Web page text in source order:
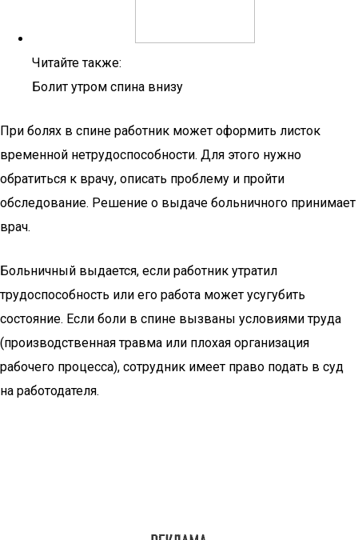
Читайте также:
Болит утром спина внизу
При болях в спине работник может оформить листок
временной нетрудоспособности. Для этого нужно
обратиться к врачу, описать проблему и пройти
обследование. Решение о выдаче больничного принимает
врач.
Больничный выдается, если работник утратил
трудоспособность или его работа может усугубить
состояние. Если боли в спине вызваны условиями труда
(производственная травма или плохая организация
рабочего процесса), сотрудник имеет право подать в суд
на работодателя.